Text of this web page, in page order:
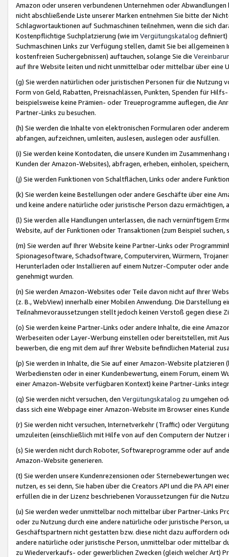
Amazon oder unseren verbundenen Unternehmen oder
nicht abschließende Liste unserer Marken entnehmen Sie bitte der
Schlagwortauktionen auf Suchmaschinen teilnehmen, wenn die sich
Kostenpflichtige Suchplatzierung (wie im Vergütungskatalog definiert)
Suchmaschinen Links zur Verfügung stellen, damit Sie bei
kostenfreien Suchergebnissen) auftauchen, solange Sie die
auf Ihre Website leiten und nicht unmittelbar oder mittelbar über eine
(g) Sie werden natürlichen oder juristischen Personen für die Nutzung
Form von Geld, Rabatten, Preisnachlässen, Punkten, Spenden für
beispielsweise keine Prämien- oder Treueprogramme auflegen, die
Partner-Links zu besuchen.
(h) Sie werden die Inhalte von elektronischen Formularen oder
abfangen, aufzeichnen, umleiten, auslesen, auslegen oder ausfüllen.
(i) Sie werden keine Kontodaten, die unsere Kunden im
Kunden der Amazon-Websites), abfragen, erheben, einholen,
(j) Sie werden Funktionen von Schaltflächen, Links oder andere
(k) Sie werden keine Bestellungen oder andere Geschäfte über eine
und keine andere natürliche oder juristische Person dazu
(l) Sie werden alle Handlungen unterlassen, die nach vernünftigem
Website, auf der Funktionen oder Transaktionen (zum Beispiel
(m) Sie werden auf Ihrer Website keine Partner-Links oder
Spionagesoftware, Schadsoftware, Computerviren, Würmern,
Herunterladen oder Installieren auf einem Nutzer-Computer oder
genehmigt wurden.
(n) Sie werden Amazon-Websites oder Teile davon nicht auf Ihrer
(z. B., WebView) innerhalb einer Mobilen Anwendung. Die Darstellung
Teilnahmevoraussetzungen stellt jedoch keinen Verstoß gegen diese
(o) Sie werden keine Partner-Links oder andere Inhalte, die eine
Werbeseiten oder Layer-Werbung einstellen oder bereitstellen, mit
bewerben, die eng mit dem auf Ihrer Website befindlichen Material
(p) Sie werden in Inhalte, die Sie auf einer Amazon-Website
Werbediensten oder in einer Kundenbewertung, einem Forum, einem
einer Amazon-Website verfügbaren Kontext) keine Partner-Links
(q) Sie werden nicht versuchen, den Vergütungskatalog zu umgehen
dass sich eine Webpage einer Amazon-Website im Browser eines
(r) Sie werden nicht versuchen, Internetverkehr (Traffic) oder
umzuleiten (einschließlich mit Hilfe von auf den Computern der
(s) Sie werden nicht durch Roboter, Softwareprogramme oder auf
Amazon-Website generieren.
(t) Sie werden unsere Kundenrezensionen oder Sternebewertungen
nutzen, es sei denn, Sie haben über die Creators API und die PA API
erfüllen die in der Lizenz beschriebenen Voraussetzungen für die
(u) Sie werden weder unmittelbar noch mittelbar über Partner-Links
oder zu Nutzung durch eine andere natürliche oder juristische
Geschäftspartnern nicht gestatten bzw. diese nicht dazu auffordern
andere natürliche oder juristische Person, unmittelbar oder mittelbar
zu Wiederverkaufs- oder gewerblichen Zwecken (gleich welcher Art)